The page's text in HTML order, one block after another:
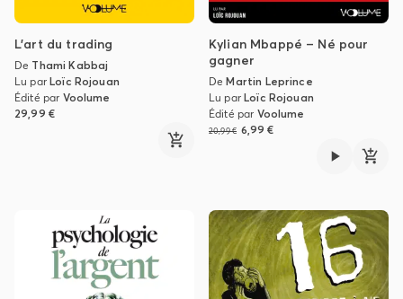
L'art du trading
De Thami Kabbaj
Lu parLoïc Rojouan
Édité par Voolume
29,99 €
Kylian Mbappé – Né pour
gagner
DeMartin Leprince
Lu parLoïc Rojouan
Édité par Voolume
20,99 € 6,99 €